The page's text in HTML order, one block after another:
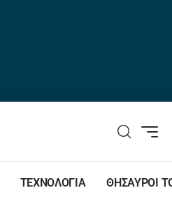
ΤΕΧΝΟΛΟΓΙΑ ΘΗΣΑΥΡΟΙ